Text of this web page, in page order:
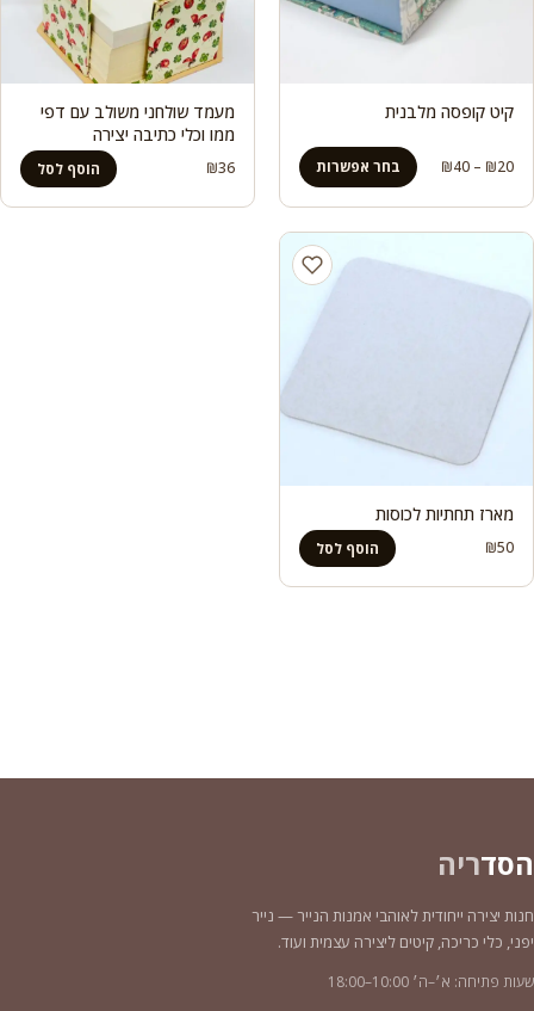
קיט קופסה מלבנית
₪20
–
₪40
מחירים:
עד
בחר אפשרות
מעמד שולחני משולב עם דפי
ממו וכלי כתיבה יצירה
₪36 הוסף לסל
מארז תחתיות לכוסות
₪50 הוסף לסל
הסדריה
חנות יצירה ייחודית לאוהבי אמנות הנייר — נייר
יפני, כלי כריכה, קיטים ליצירה עצמית ועוד.
שעות פתיחה: א׳–ה׳ 10:00–18:00